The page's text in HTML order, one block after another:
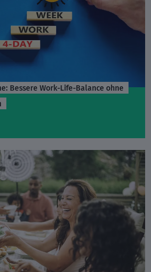
Bessere Work-Life-Balance ohne